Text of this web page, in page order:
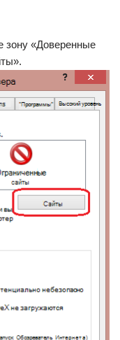
зону «Доверенные